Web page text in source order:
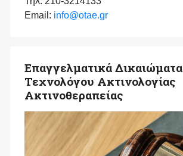
Email: info@otae.gr
Επαγγελματικά Δικαιώματα
Τεχνολόγου Ακτινολογίας
Ακτινοθεραπείας